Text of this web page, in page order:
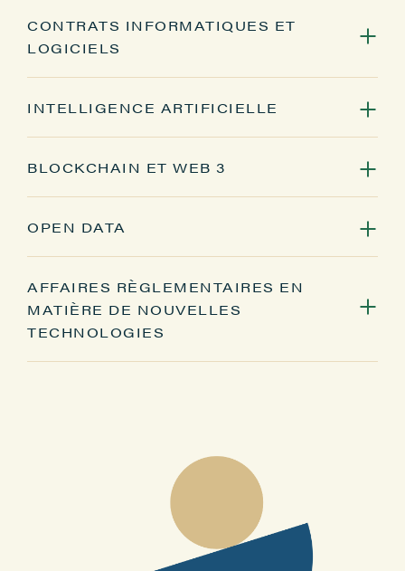
Contentieux relatifs à des
CONTRATS INFORMATIQUES ET
LOGICIELS
INTELLIGENCE ARTIFICIELLE
BLOCKCHAIN ET WEB 3
OPEN DATA
Accès et exploitation aux données
publiques
AFFAIRES RÈGLEMENTAIRES EN
MATIÈRE DE NOUVELLES
TECHNOLOGIES